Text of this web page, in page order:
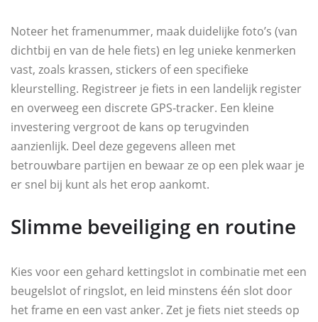
Noteer het framenummer, maak duidelijke foto’s (van
dichtbij en van de hele fiets) en leg unieke kenmerken
vast, zoals krassen, stickers of een specifieke
kleurstelling. Registreer je fiets in een landelijk register
en overweeg een discrete GPS-tracker. Een kleine
investering vergroot de kans op terugvinden
aanzienlijk. Deel deze gegevens alleen met
betrouwbare partijen en bewaar ze op een plek waar je
er snel bij kunt als het erop aankomt.
Slimme beveiliging en routine
Kies voor een gehard kettingslot in combinatie met een
beugelslot of ringslot, en leid minstens één slot door
het frame en een vast anker. Zet je fiets niet steeds op